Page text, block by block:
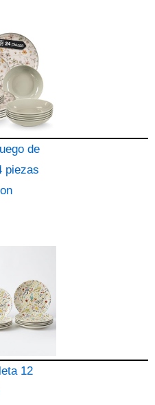
de
piezas
12